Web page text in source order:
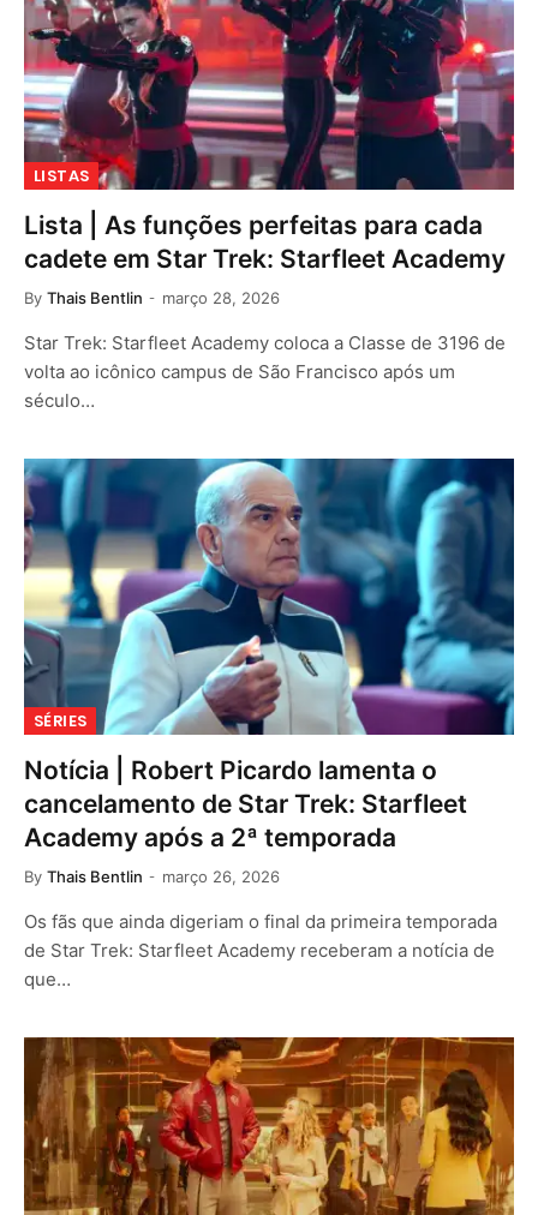
LISTAS
Lista | As funções perfeitas para cada
cadete em Star Trek: Starfleet Academy
By Thais Bentlin março 28, 2026
Star Trek: Starfleet Academy coloca a Classe de 3196 de
volta ao icônico campus de São Francisco após um
século…
SÉRIES
Notícia | Robert Picardo lamenta o
cancelamento de Star Trek: Starfleet
Academy após a 2ª temporada
By Thais Bentlin março 26, 2026
Os fãs que ainda digeriam o final da primeira temporada
de Star Trek: Starfleet Academy receberam a notícia de
que…